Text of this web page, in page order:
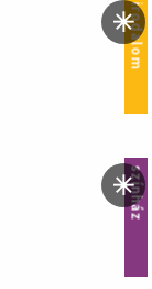
irodalom
színház